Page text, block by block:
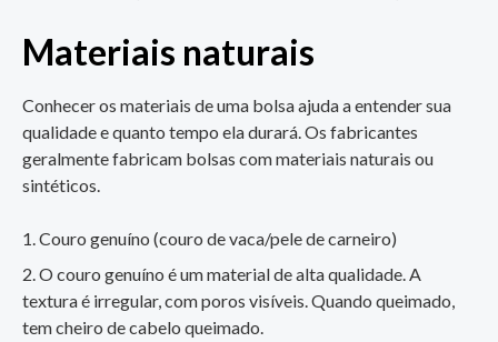
Materiais naturais
Conhecer os materiais de uma bolsa ajuda a entender sua
qualidade e quanto tempo ela durará. Os fabricantes
geralmente fabricam bolsas com materiais naturais ou
sintéticos.
Couro genuíno (couro de vaca/pele de carneiro)
O couro genuíno é um material de alta qualidade. A
textura é irregular, com poros visíveis. Quando queimado,
tem cheiro de cabelo queimado.